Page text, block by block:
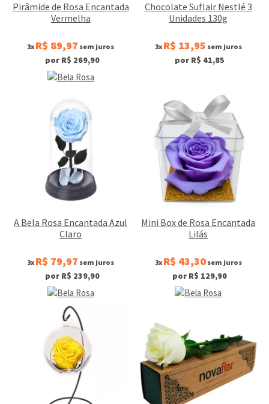
Pirâmide de Rosa Encantada
Vermelha
3x R$ 89,97 sem juros
por R$ 269,90
Chocolate Suflair Nestlé 3
Unidades 130g
3x R$ 13,95 sem juros
por R$ 41,85
A Bela Rosa Encantada Azul
Claro
3x R$ 79,97 sem juros
por R$ 239,90
Mini Box de Rosa Encantada
Lilás
3x R$ 43,30sem juros
por R$ 129,90